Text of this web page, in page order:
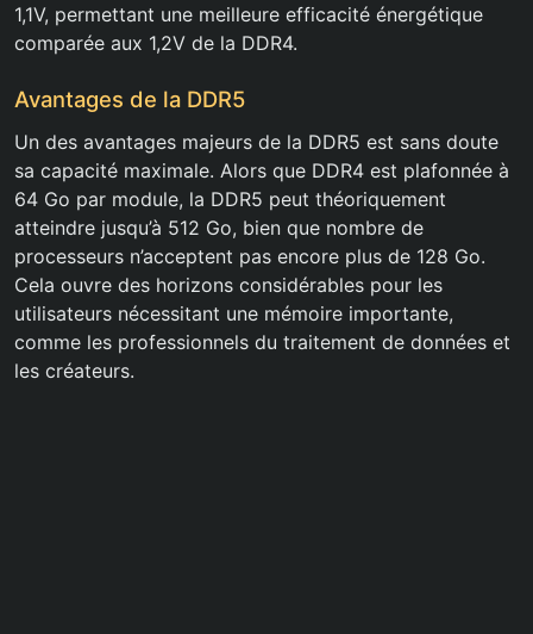
1,1V, permettant une meilleure efficacité énergétique
comparée aux 1,2V de la DDR4.
Avantages de la DDR5
Un des avantages majeurs de la DDR5 est sans doute
sa capacité maximale. Alors que DDR4 est plafonnée à
64 Go par module, la DDR5 peut théoriquement
atteindre jusqu’à 512 Go, bien que nombre de
processeurs n’acceptent pas encore plus de 128 Go.
Cela ouvre des horizons considérables pour les
utilisateurs nécessitant une mémoire importante,
comme les professionnels du traitement de données et
les créateurs.